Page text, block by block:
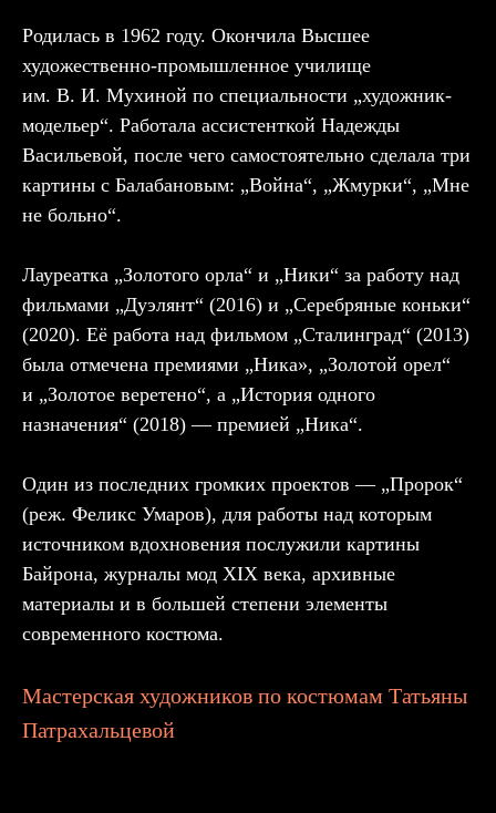
Родилась в 1962 году. Окончила Высшее
художественно-промышленное училище
им. В. И. Мухиной по специальности „художник-
модельер“. Работала ассистенткой Надежды
Васильевой, после чего самостоятельно сделала три
картины с Балабановым: „Война“, „Жмурки“, „Мне
не больно“.
Лауреатка „Золотого орла“ и „Ники“ за работу над
фильмами „Дуэлянт“ (2016) и „Серебряные коньки“
(2020). Её работа над фильмом „Сталинград“ (2013)
была отмечена премиями „Ника», „Золотой орел“
и „Золотое веретено“, а „История одного
назначения“ (2018) — премией „Ника“.
Один из последних громких проектов — „Пророк“
(реж. Феликс Умаров), для работы над которым
источником вдохновения послужили картины
Байрона, журналы мод XIX века, архивные
материалы и в большей степени элементы
современного костюма.
Мастерская художников по костюмам Татьяны
Патрахальцевой